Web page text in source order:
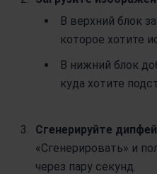
В верхний блок
которое хотите
В нижний блок
куда хотите
Сгенерируйте
«Сгенерировать» и
через пару секунд.